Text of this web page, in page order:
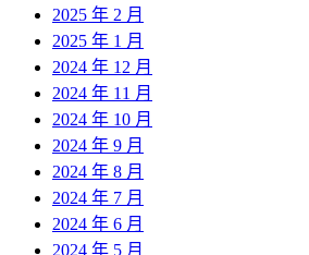
2025 年 2 月
2025 年 1 月
2024 年 12 月
2024 年 11 月
2024 年 10 月
2024 年 9 月
2024 年 8 月
2024 年 7 月
2024 年 6 月
2024 年 5 月